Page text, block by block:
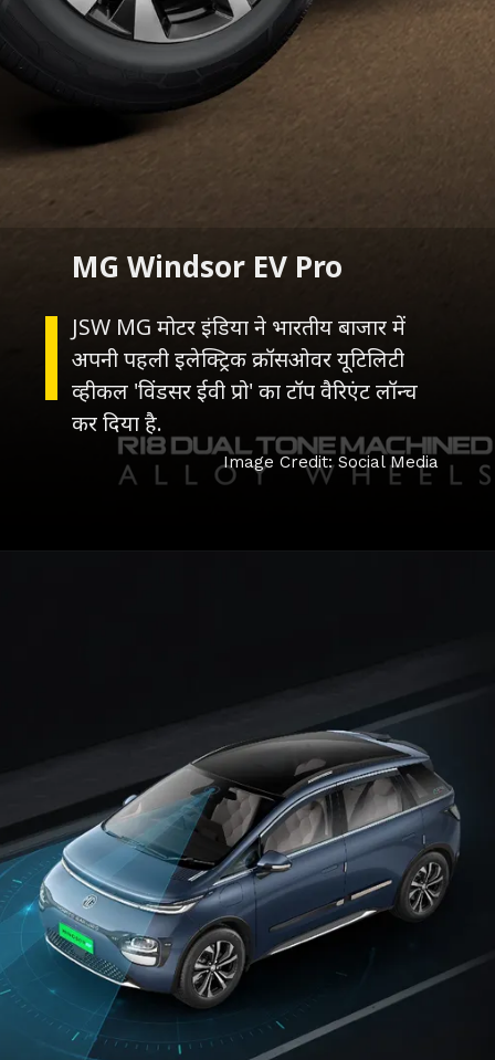
JSW MG मोटर इंडिया ने भारतीय बाजार में
अपनी पहली इलेक्ट्रिक क्रॉसओवर यूटिलिटी
व्हीकल 'विंडसर ईवी प्रो' का टॉप वैरिएंट लॉन्च
कर दिया है.
MG Windsor EV Pro
Image Credit: Social Media